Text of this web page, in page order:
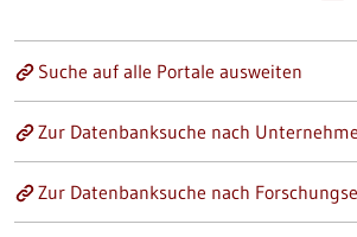
Suche auf alle Portale ausweiten
Zur Datenbanksuche nach
Zur Datenbanksuche nach